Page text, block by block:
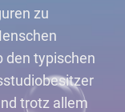
zu
den typischen
trotz allem